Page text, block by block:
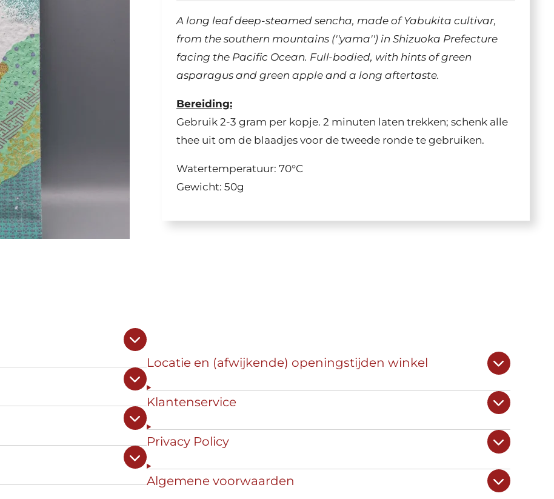
A long leaf deep-steamed sencha, made of Yabukita cultivar,
from the southern mountains (''yama'') in Shizuoka Prefecture
facing the Pacific Ocean. Full-bodied, with hints of green
asparagus and green apple and a long aftertaste.
Bereiding:
Gebruik 2-3 gram per kopje. 2 minuten laten trekken; schenk alle
thee uit om de blaadjes voor de tweede ronde te gebruiken.
Watertemperatuur: 70°C
Gewicht: 50g
Locatie en (afwijkende) openingstijden winkel
Klantenservice
Privacy Policy
Algemene voorwaarden